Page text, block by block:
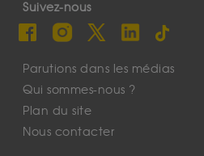
Suivez-nous
Parutions dans les médias
Qui sommes-nous ?
Plan du site
Nous contacter